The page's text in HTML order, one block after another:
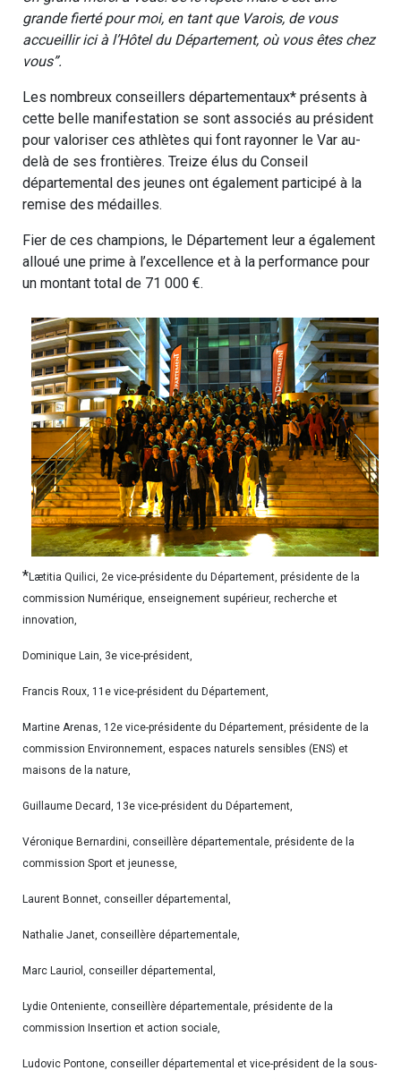
grande fierté pour moi, en tant que Varois, de vous
accueillir ici à l’Hôtel du Département, où vous êtes chez
vous”.
Les nombreux conseillers départementaux* présents à
cette belle manifestation se sont associés au président
pour valoriser ces athlètes qui font rayonner le Var au-
delà de ses frontières. Treize élus du Conseil
départemental des jeunes ont également participé à la
remise des médailles.
Fier de ces champions, le Département leur a également
alloué une prime à l’excellence et à la performance pour
un montant total de 71 000 €.
*Lætitia Quilici, 2e vice-présidente du Département, présidente de la
commission Numérique, enseignement supérieur, recherche et
innovation,
Dominique Lain, 3e vice-président,
Francis Roux, 11e vice-président du Département,
Martine Arenas, 12e vice-présidente du Département, présidente de la
commission Environnement, espaces naturels sensibles (ENS) et
maisons de la nature,
Guillaume Decard, 13e vice-président du Département,
Véronique Bernardini, conseillère départementale, présidente de la
commission Sport et jeunesse,
Laurent Bonnet, conseiller départemental,
Nathalie Janet, conseillère départementale,
Marc Lauriol, conseiller départemental,
Lydie Onteniente, conseillère départementale, présidente de la
commission Insertion et action sociale,
Ludovic Pontone, conseiller départemental et vice-président de la sous-